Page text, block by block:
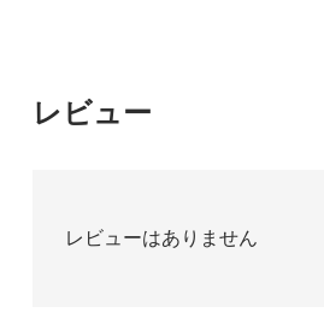
レビュー
レビューはありません